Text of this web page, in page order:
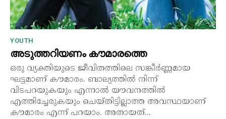
YOUTH
അടുത്തറിയണം കൗമാരത്തെ
ഒരു വ്യക്തിയുടെ ജീവിതത്തിലെ സങ്കീർണ്ണമായ
ഘട്ടമാണ് കൗമാരം. ബാല്യത്തിൽ നിന്ന്
വിടപറയുകയും എന്നാൽ യൗവനത്തിൽ
എത്തിച്ചേരുകയും ചെയ്തിട്ടില്ലാത്ത അവസ്ഥയാണ്
കൗമാരം എന്ന് പറയാം. അതായത്...